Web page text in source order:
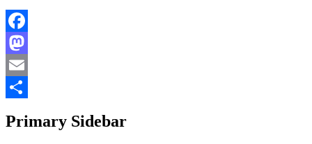
Facebook
Mastodon
Email
Primary Sidebar